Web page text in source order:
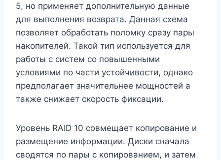
5, но применяет дополнительную данные
для выполнения возврата. Данная схема
позволяет обработать поломку сразу пары
накопителей. Такой тип используется для
работы с систем со повышенными
условиями по части устойчивости, однако
предполагает значительнее мощностей а
также снижает скорость фиксации.
Уровень RAID 10 совмещает копирование и
размещение информации. Диски сначала
сводятся по пары с копированием, и затем